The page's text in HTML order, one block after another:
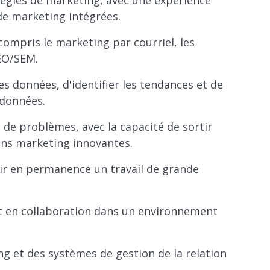
marketing intégrées.
le marketing par courriel, les
SEM.
données, d'identifier les tendances et de
problèmes, avec la capacité de sortir
marketing innovantes.
en permanence un travail de grande
collaboration dans un environnement
et des systèmes de gestion de la relation